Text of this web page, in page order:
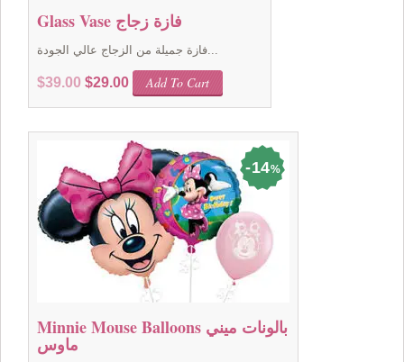
Glass Vase فازة زجاج
$39.00 Original
$39.00.
$29.00Current
price
$29.00.
Add To Cart
14%
Minnie Mouse Balloons بالونات ميني
ماوس